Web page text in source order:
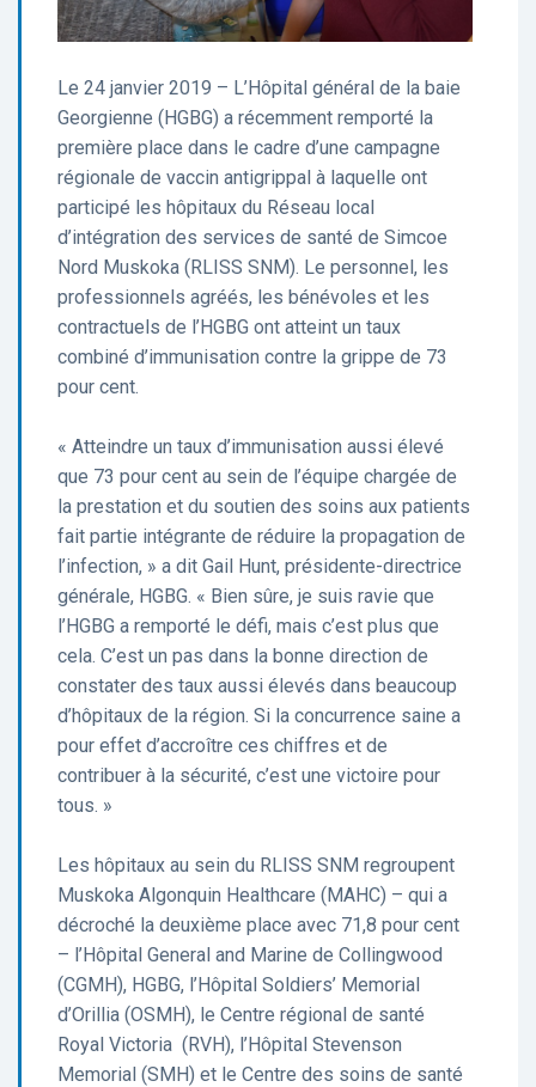
Le 24 janvier 2019 – L’Hôpital général de la baie
Georgienne (HGBG) a récemment remporté la
première place dans le cadre d’une campagne
régionale de vaccin antigrippal à laquelle ont
participé les hôpitaux du Réseau local
d’intégration des services de santé de Simcoe
Nord Muskoka (RLISS SNM). Le personnel, les
professionnels agréés, les bénévoles et les
contractuels de l’HGBG ont atteint un taux
combiné d’immunisation contre la grippe de 73
pour cent.
« Atteindre un taux d’immunisation aussi élevé
que 73 pour cent au sein de l’équipe chargée de
la prestation et du soutien des soins aux patients
fait partie intégrante de réduire la propagation de
l’infection, » a dit Gail Hunt, présidente-directrice
générale, HGBG. « Bien sûre, je suis ravie que
l’HGBG a remporté le défi, mais c’est plus que
cela. C’est un pas dans la bonne direction de
constater des taux aussi élevés dans beaucoup
d’hôpitaux de la région. Si la concurrence saine a
pour effet d’accroître ces chiffres et de
contribuer à la sécurité, c’est une victoire pour
tous. »
Les hôpitaux au sein du RLISS SNM regroupent
Muskoka Algonquin Healthcare (MAHC) – qui a
décroché la deuxième place avec 71,8 pour cent
– l’Hôpital General and Marine de Collingwood
(CGMH), HGBG, l’Hôpital Soldiers’ Memorial
d’Orillia (OSMH), le Centre régional de santé
Royal Victoria (RVH), l’Hôpital Stevenson
Memorial (SMH) et le Centre des soins de santé